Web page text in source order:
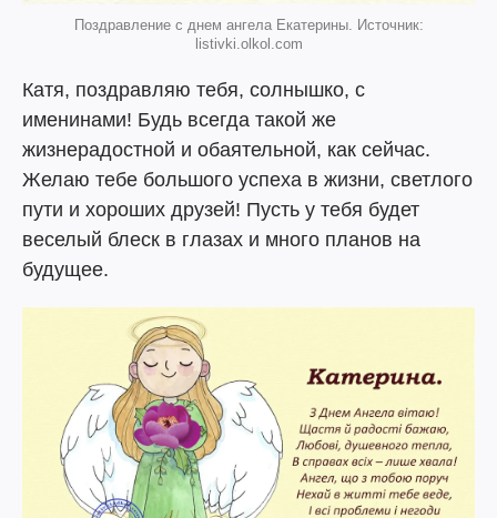
Поздравление с днем ангела Екатерины. Источник:
listivki.olkol.com
Катя, поздравляю тебя, солнышко, с
именинами! Будь всегда такой же
жизнерадостной и обаятельной, как сейчас.
Желаю тебе большого успеха в жизни, светлого
пути и хороших друзей! Пусть у тебя будет
веселый блеск в глазах и много планов на
будущее.